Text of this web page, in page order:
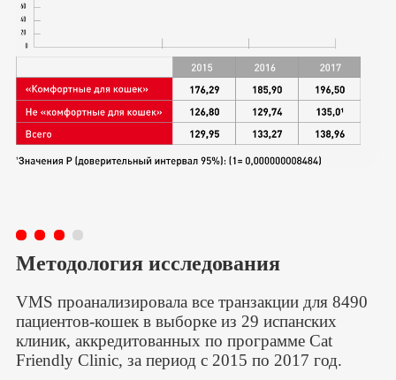
Методология исследования
VMS проанализировала все транзакции для 8490
пациентов-кошек в выборке из 29 испанских
клиник, аккредитованных по программе Cat
Friendly Clinic, за период с 2015 по 2017 год.